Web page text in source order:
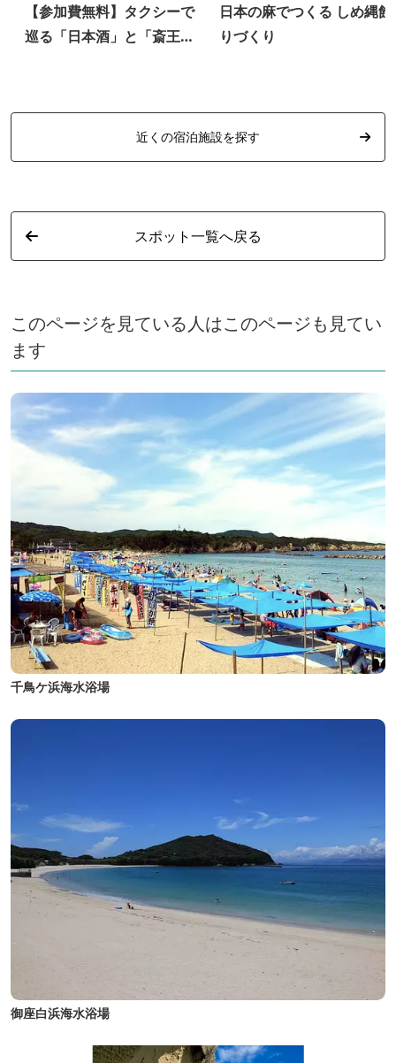
【参加費無料】タクシーで
巡る「日本酒」と「斎王」
催）
日本の麻でつくる しめ縄飾
りづくり
近くの宿泊施設を探す
スポット一覧へ戻る
このページを見ている人はこのページも見てい
ます
千鳥ケ浜海水浴場
御座白浜海水浴場